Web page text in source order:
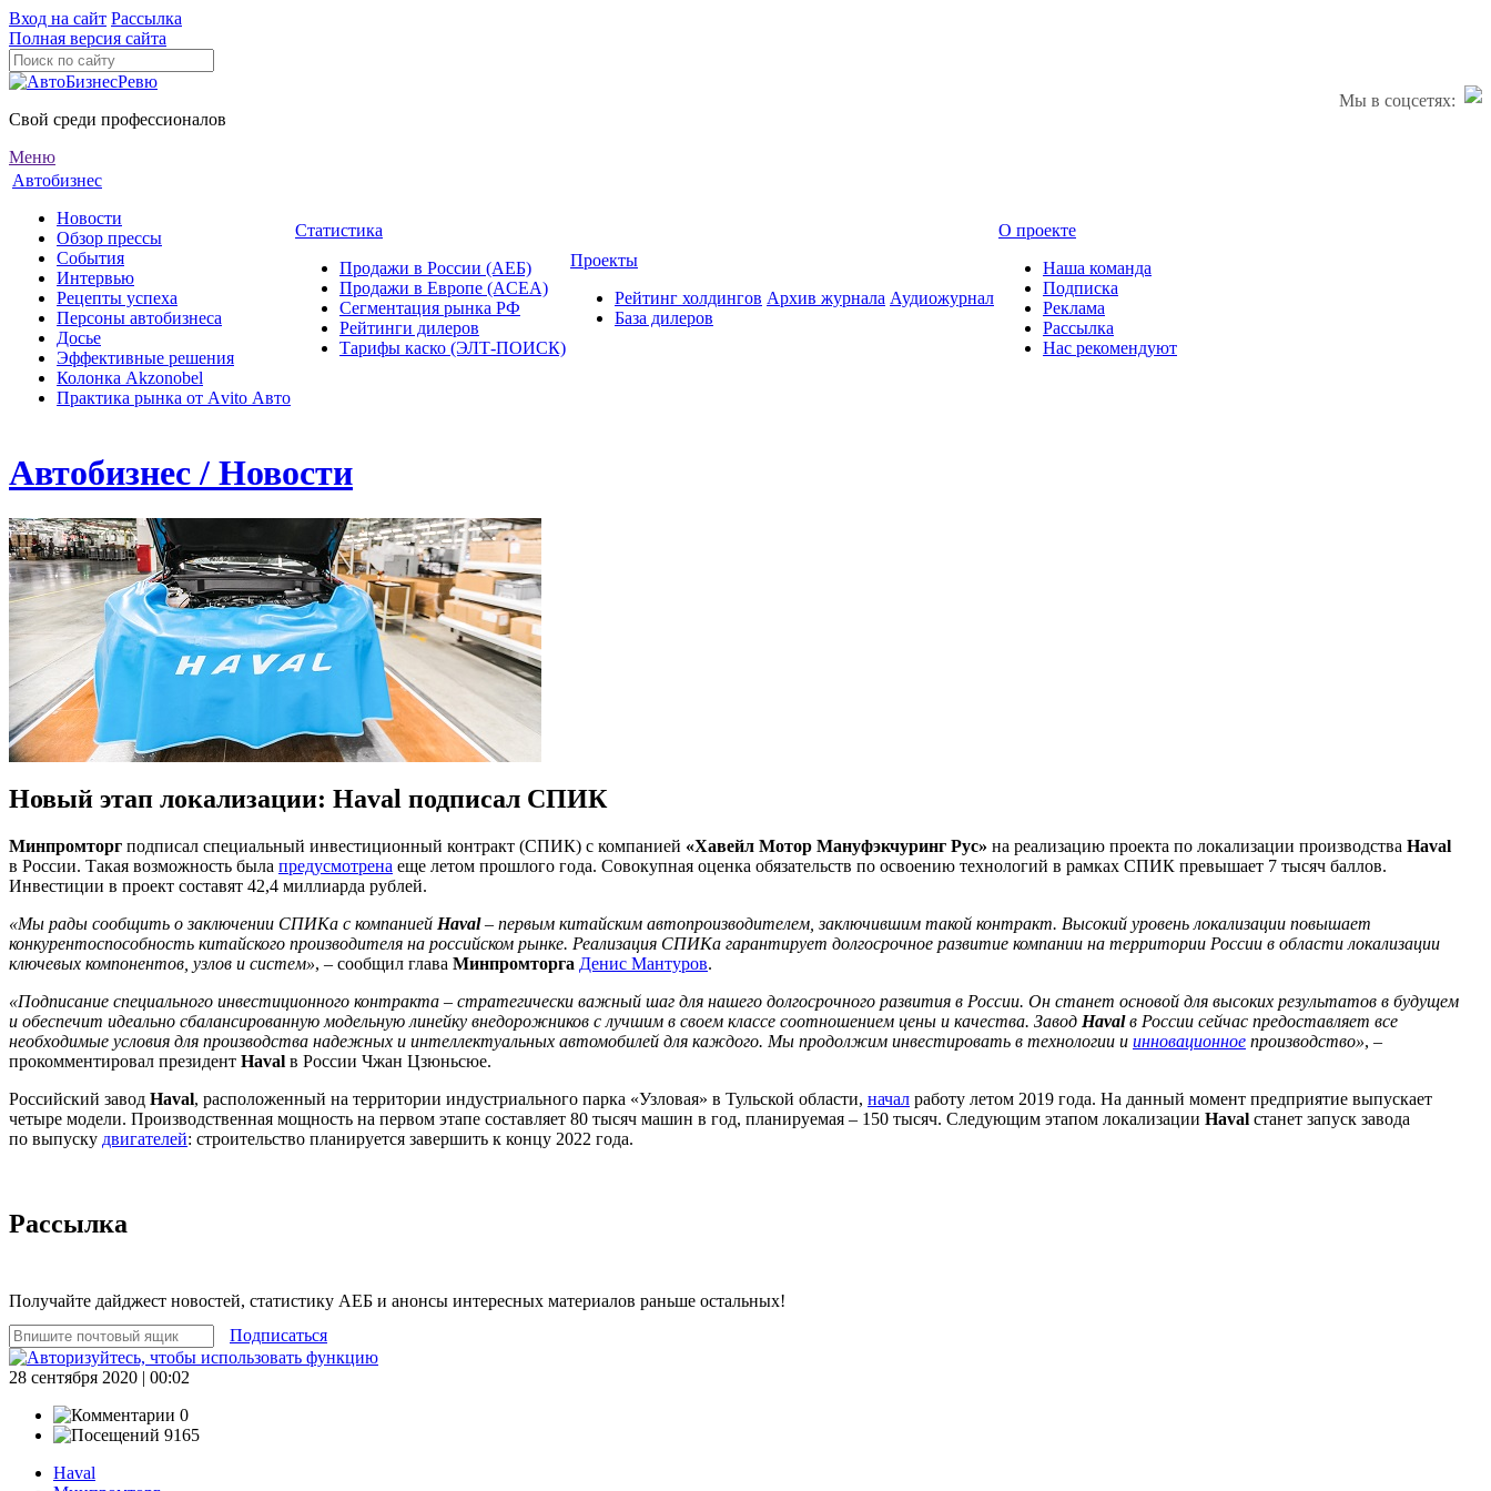
Вход на сайт Рассылка
Полная версия сайта
Мы в соцсетях:
Свой среди профессионалов
Меню
Автобизнес
Новости
Обзор прессы
События
Интервью
Рецепты успеха
Персоны автобизнеса
Досье
Эффективные решения
Колонка Akzonobel
Практика рынка от Аvito Авто
Статистика
Продажи в России (АЕБ)
Продажи в Европе (ACEA)
Сегментация рынка РФ
Рейтинги дилеров
Тарифы каско (ЭЛТ-ПОИСК)
Проекты
Рейтинг холдингов
База дилеров
Архив журнала Аудиожурнал
О проекте
Наша команда
Подписка
Реклама
Рассылка
Нас рекомендуют
Автобизнес / Новости
Новый этап локализации: Haval подписал СПИК
Минпромторг подписал специальный инвестиционный контракт (СПИК) с компанией «Хавейл Мотор Мануфэкчуринг Рус» на реализацию проекта по локализации производства Haval
в России. Такая возможность была предусмотрена еще летом прошлого года. Совокупная оценка обязательств по освоению технологий в рамках СПИК превышает 7 тысяч баллов.
Инвестиции в проект составят 42,4 миллиарда рублей.
«Мы рады сообщить о заключении СПИКа с компанией Haval– первым китайским автопроизводителем, заключившим такой контракт. Высокий уровень локализации повышает
конкурентоспособность китайского производителя на российском рынке. Реализация СПИКа гарантирует долгосрочное развитие компании на территории России в области локализации
ключевых компонентов, узлов и систем», – сообщил глава Минпромторга Денис Мантуров.
«Подписание специального инвестиционного контракта – стратегически важный шаг для нашего долгосрочного развития в России. Он станет основой для высоких результатов в будущем
и обеспечит идеально сбалансированную модельную линейку внедорожников с лучшим в своем классе соотношением цены и качества. Завод Havalв России сейчас предоставляет все
необходимые условия для производства надежных и интеллектуальных автомобилей для каждого. Мы продолжим инвестировать в технологии и инновационное производство», –
прокомментировал президент Haval в России Чжан Цзюньсюе.
Российский завод Haval, расположенный на территории индустриального парка «Узловая» в Тульской области, начал работу летом 2019 года. На данный момент предприятие выпускает
четыре модели. Производственная мощность на первом этапе составляет 80 тысяч машин в год, планируемая – 150 тысяч. Следующим этапом локализации Haval станет запуск завода
по выпуску двигателей: строительство планируется завершить к концу 2022 года.
Рассылка
Получайте дайджест новостей, статистику АЕБ и анонсы интересных материалов раньше остальных!
Подписаться
28 сентября 2020 | 00:02
0
9165
Haval